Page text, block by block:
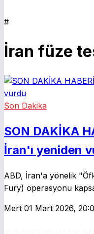
#
İran füze
Son Dakika
SON DAKİKA
İran'ı yeniden
ABD, İran'a yönelik
Fury) operasyonu
uçaklarının İran'ın
Mert 01 Mart 2026,